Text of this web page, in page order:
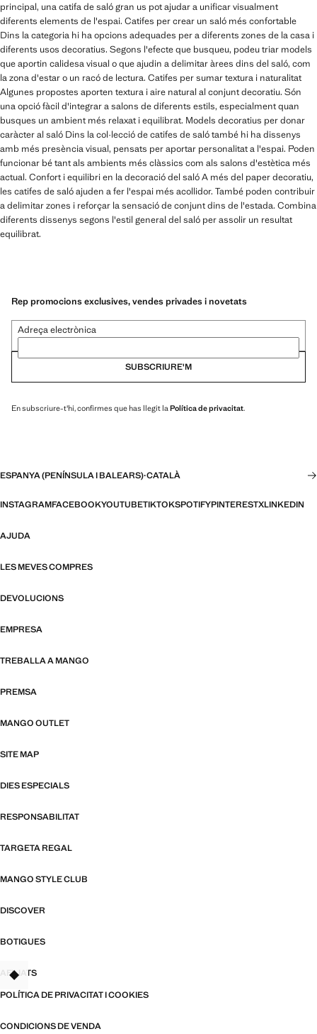
principal, una catifa de saló gran us pot ajudar a unificar visualment
diferents elements de l'espai. Catifes per crear un saló més confortable
Dins la categoria hi ha opcions adequades per a diferents zones de la casa i
diferents usos decoratius. Segons l'efecte que busqueu, podeu triar models
que aportin calidesa visual o que ajudin a delimitar àrees dins del saló, com
la zona d'estar o un racó de lectura. Catifes per sumar textura i naturalitat
Algunes propostes aporten textura i aire natural al conjunt decoratiu. Són
una opció fàcil d'integrar a salons de diferents estils, especialment quan
busques un ambient més relaxat i equilibrat. Models decoratius per donar
caràcter al saló Dins la col·lecció de catifes de saló també hi ha dissenys
amb més presència visual, pensats per aportar personalitat a l'espai. Poden
funcionar bé tant als ambients més clàssics com als salons d'estètica més
actual. Confort i equilibri en la decoració del saló A més del paper decoratiu,
les catifes de saló ajuden a fer l'espai més acollidor. També poden contribuir
a delimitar zones i reforçar la sensació de conjunt dins de l'estada. Combina
diferents dissenys segons l'estil general del saló per assolir un resultat
equilibrat.
Rep promocions exclusives, vendes privades i novetats
Adreça electrònica
SUBSCRIURE'M
En subscriure-t'hi, confirmes que has llegit la Política de privacitat.
ESPANYA (PENÍNSULA I BALEARS)·CATALÀ
INSTAGRAMFACEBOOKYOUTUBETIKTOKSPOTIFYPINTERESTXLINKEDIN
AJUDA
LES MEVES COMPRES
DEVOLUCIONS
EMPRESA
TREBALLA A MANGO
PREMSA
MANGO OUTLET
SITE MAP
DIES ESPECIALS
RESPONSABILITAT
TARGETA REGAL
MANGO STYLE CLUB
DISCOVER
BOTIGUES
AFILIATS
POLÍTICA DE PRIVACITAT I COOKIES
CONDICIONS DE VENDA